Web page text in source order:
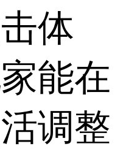
体
能在
调整